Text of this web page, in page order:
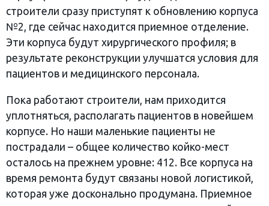
строители сразу приступят к обновлению корпуса
№2, где сейчас находится приемное отделение.
Эти корпуса будут хирургического профиля; в
результате реконструкции улучшатся условия для
пациентов и медицинского персонала.
Пока работают строители, нам приходится
уплотняться, располагать пациентов в новейшем
корпусе. Но наши маленькие пациенты не
пострадали – общее количество койко-мест
осталось на прежнем уровне: 412. Все корпуса на
время ремонта будут связаны новой логистикой,
которая уже досконально продумана. Приемное